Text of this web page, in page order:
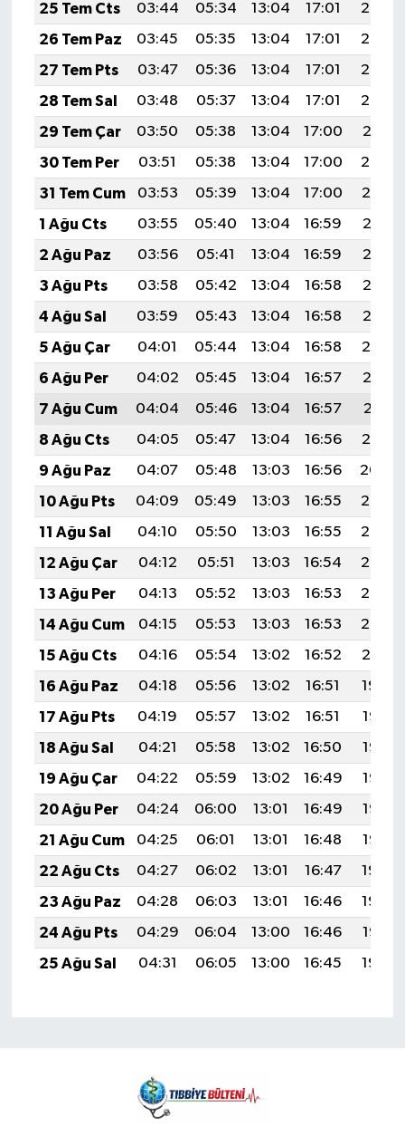
25 Tem Cts
03:44 05:34 13:04 17:01
20:25
26 Tem Paz
03:45 05:35 13:04 17:01
20:24
27 Tem Pts
03:47 05:36 13:04 17:01
20:23
28 Tem Sal
03:48 05:37 13:04 17:01
20:22
29 Tem Çar
03:50 05:38 13:04 17:00
20:21
30 Tem Per
03:51 05:38 13:04 17:00
20:20
31 Tem Cum
03:53 05:39 13:04 17:00
20:19
1 Ağu Cts
03:55 05:40 13:04 16:59
20:18
2 Ağu Paz
03:56 05:41 13:04 16:59
20:17
3 Ağu Pts
03:58 05:42 13:04 16:58
20:16
4 Ağu Sal
03:59 05:43 13:04 16:58
20:15
5 Ağu Çar
04:01 05:44 13:04 16:58
20:14
6 Ağu Per
04:02 05:45 13:04 16:57
20:12
7 Ağu Cum
04:04 05:46 13:04 16:57
20:11
8 Ağu Cts
04:05 05:47 13:04 16:56
20:10
9 Ağu Paz
04:07 05:48 13:03 16:56
20:09
10 Ağu Pts
04:09 05:49 13:03 16:55
20:07
11 Ağu Sal
04:10 05:50 13:03 16:55
20:06
12 Ağu Çar
04:12 05:51 13:03 16:54
20:05
13 Ağu Per
04:13 05:52 13:03 16:53
20:03
14 Ağu Cum
04:15 05:53 13:03 16:53
20:02
15 Ağu Cts
04:16 05:54 13:02 16:52
20:01
16 Ağu Paz
04:18 05:56 13:02 16:51
19:59
17 Ağu Pts
04:19 05:57 13:02 16:51
19:58
18 Ağu Sal
04:21 05:58 13:02 16:50
19:56
19 Ağu Çar
04:22 05:59 13:02 16:49
19:55
20 Ağu Per
04:24 06:00 13:01 16:49
19:53
21 Ağu Cum
04:25 06:01 13:01 16:48
19:52
22 Ağu Cts
04:27 06:02 13:01 16:47
19:50
23 Ağu Paz
04:28 06:03 13:01 16:46
19:49
24 Ağu Pts
04:29 06:04 13:00 16:46
19:47
25 Ağu Sal
04:31 06:05 13:00 16:45 19:46